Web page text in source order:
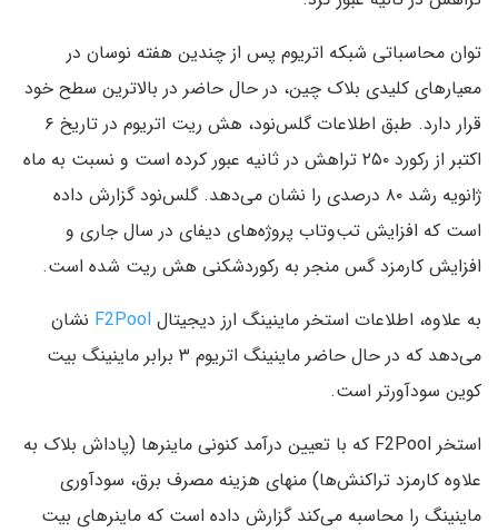
توان محاسباتی شبکه اتریوم پس از چندین هفته نوسان در
معیارهای کلیدی بلاک چین، در حال حاضر در بالاترین سطح خود
قرار دارد. طبق اطلاعات گلس‌نود، هش ریت اتریوم در تاریخ ۶
اکتبر از رکورد ۲۵۰ تراهش در ثانیه عبور کرده است و نسبت به ماه
ژانویه رشد ۸۰ درصدی را نشان می‌دهد. گلس‌نود گزارش داده
است که افزایش تب‌وتاب پروژه‌های دیفای در سال جاری و
افزایش کارمزد گس منجر به رکوردشکنی هش ریت شده است.
به علاوه، اطلاعات استخر ماینینگ ارز دیجیتال F2Pool نشان
می‌دهد که در حال حاضر ماینینگ اتریوم ۳ برابر ماینینگ بیت
کوین سودآورتر است.
استخر F2Pool که با تعیین درآمد کنونی ماینرها (پاداش بلاک به
علاوه کارمزد تراکنش‌ها) منهای هزینه مصرف برق، سودآوری
ماینینگ را محاسبه می‌کند گزارش داده است که ماینرهای بیت